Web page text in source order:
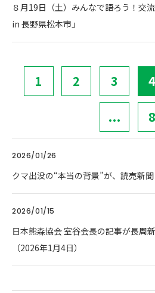
８月19日（土）みんなで語ろう！交
in 長野県松本市」
1 2 3 4
... 8
2026/01/26
クマ出没の“本当の背景”が、読売新
2026/01/15
日本熊森協会 室谷会長の記事が長周
（2026年1月4日）